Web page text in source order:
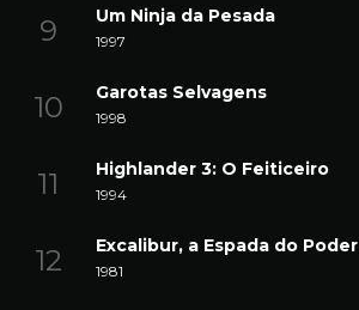
Um Ninja da Pesada
1997
Garotas Selvagens
1998
Highlander 3: O Feiticeiro
1994
Excalibur, a Espada do Poder
1981